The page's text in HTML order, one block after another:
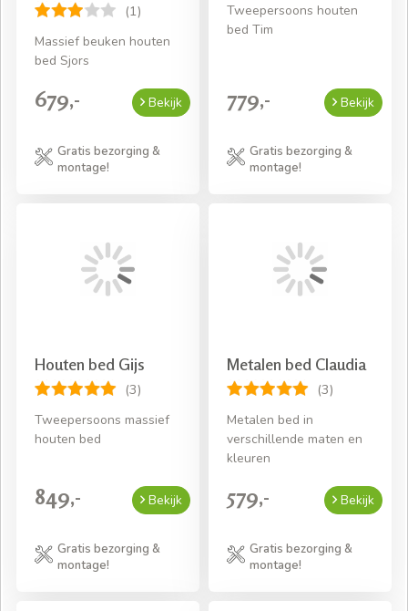
(1)
Massief beuken houten
bed Sjors
679,- Bekijk
Gratis bezorging &
montage!
Tweepersoons houten
bed Tim
779,- Bekijk
Gratis bezorging &
montage!
Houten bed Gijs
(3)
Tweepersoons massief
houten bed
849,- Bekijk
Gratis bezorging &
montage!
Metalen bed Claudia
(3)
Metalen bed in
verschillende maten en
kleuren
579,- Bekijk
Gratis bezorging &
montage!